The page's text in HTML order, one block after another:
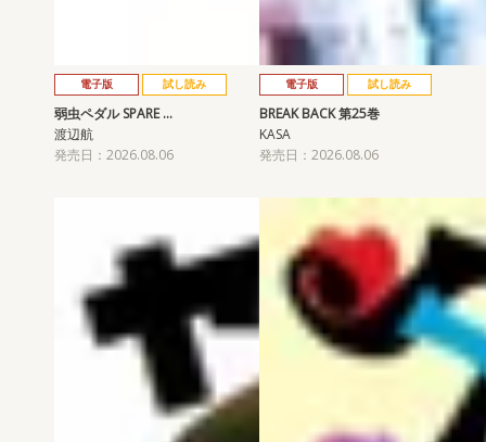
電子版 試し読み
弱虫ペダル SPARE …
渡辺航
発売日：2026.08.06
電子版 試し読み
BREAK BACK 第25巻
KASA
発売日：2026.08.06